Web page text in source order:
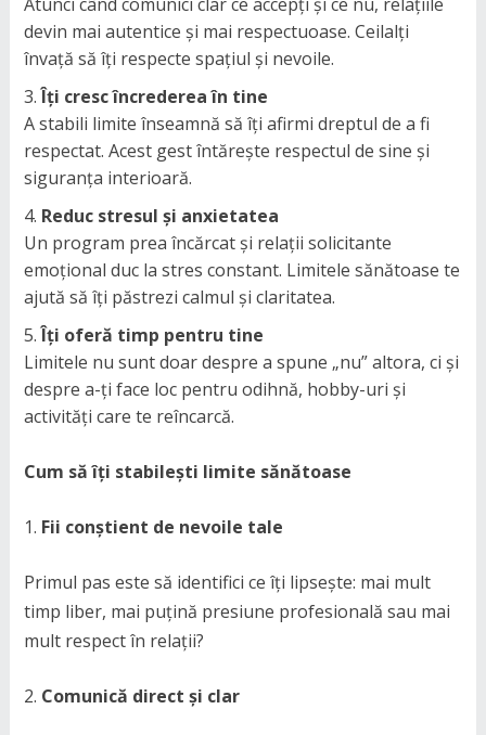
devin mai autentice și mai respectuoase. Ceilalți
învață să îți respecte spațiul și nevoile.
Îți cresc încrederea în tine
A stabili limite înseamnă să îți afirmi dreptul de a fi
respectat. Acest gest întărește respectul de sine și
siguranța interioară.
Reduc stresul și anxietatea
Un program prea încărcat și relații solicitante
emoțional duc la stres constant. Limitele sănătoase te
ajută să îți păstrezi calmul și claritatea.
Îți oferă timp pentru tine
Limitele nu sunt doar despre a spune „nu” altora, ci și
despre a-ți face loc pentru odihnă, hobby-uri și
activități care te reîncarcă.
Cum să îți stabilești limite sănătoase
Fii conștient de nevoile tale
Primul pas este să identifici ce îți lipsește: mai mult
timp liber, mai puțină presiune profesională sau mai
mult respect în relații?
Comunică direct și clar